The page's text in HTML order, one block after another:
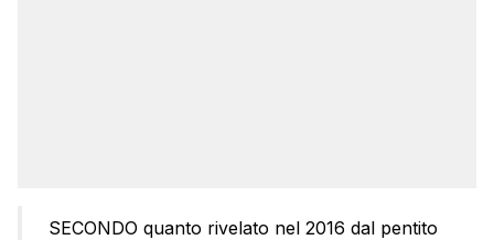
SECONDO quanto rivelato nel 2016 dal pentito